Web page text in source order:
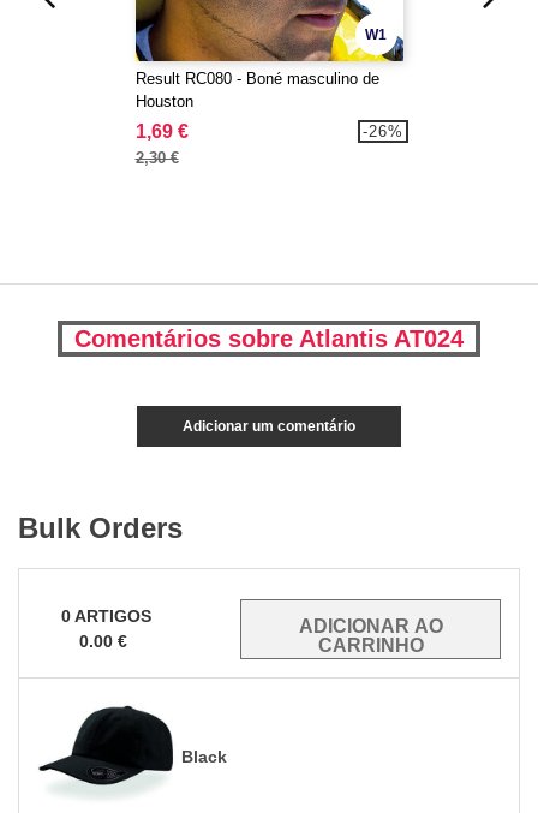
W1
Result RC080 - Boné masculino de
Houston
1,69 €
2,30 €
-26%
Comentários sobre Atlantis AT024
Adicionar um comentário
Bulk Orders
0ARTIGOS
0.00 €
Black